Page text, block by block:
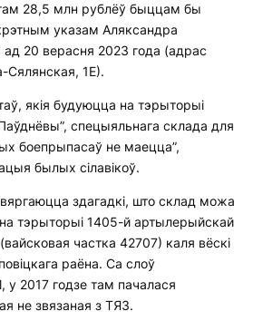
28,5 млн рублёў быццам бы
указам Аляксандра
20 верасня 2023 года (адрас
Сялянская, 1Е).
якія будуюцца на тэрыторыі
спецыяльнага склада для
боепрыпасаў не маецца”,
былых сілавікоў.
здагадкі, што склад можа
тэрыторыі 1405-й артылерыйскай
частка 42707) каля вёскі
раёна. Са слоў
у 2017 годзе там пачалася
не звязаная з ТЯЗ.